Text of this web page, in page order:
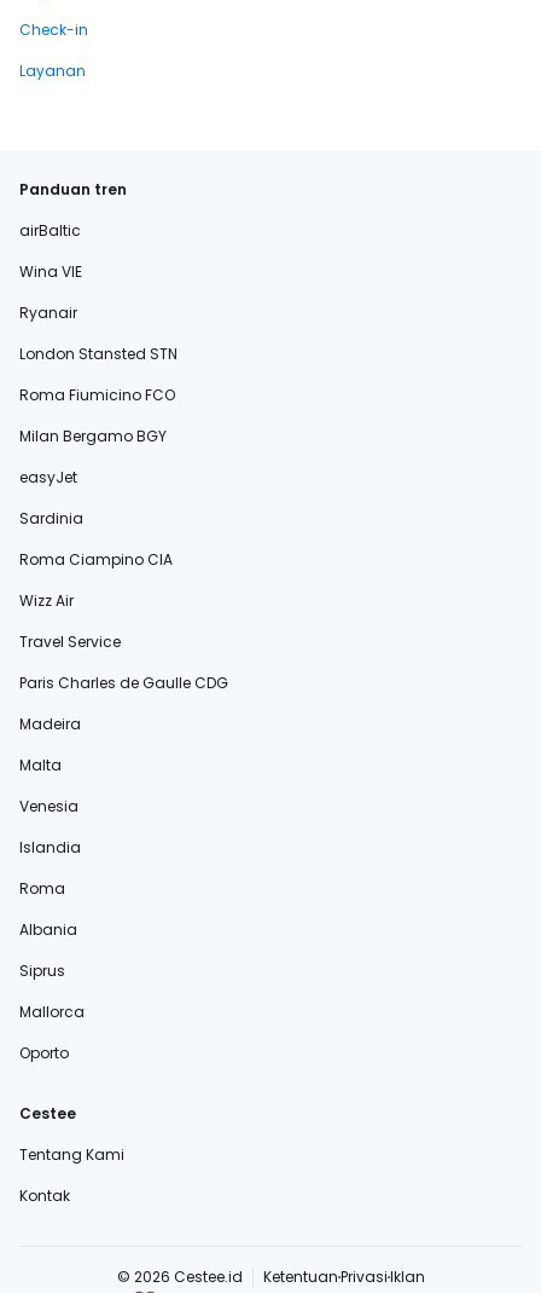
Check-in
Layanan
Panduan tren
airBaltic
Wina VIE
Ryanair
London Stansted STN
Roma Fiumicino FCO
Milan Bergamo BGY
easyJet
Sardinia
Roma Ciampino CIA
Wizz Air
Travel Service
Paris Charles de Gaulle CDG
Madeira
Malta
Venesia
Islandia
Roma
Albania
Siprus
Mallorca
Oporto
Cestee
Tentang Kami
Kontak
© 2026 Cestee.id KetentuanPrivasiIklan